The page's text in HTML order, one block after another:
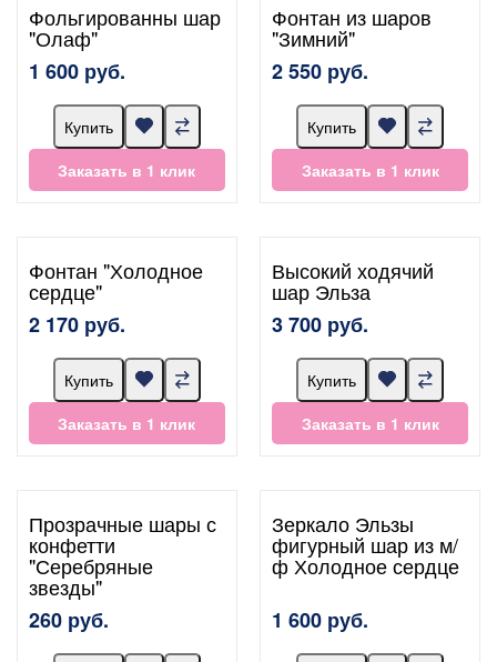
Фольгированны шар
"Олаф"
1 600 руб.
Купить
Заказать в 1 клик
Фонтан из шаров
"Зимний"
2 550 руб.
Купить
Заказать в 1 клик
Фонтан "Холодное
сердце"
2 170 руб.
Купить
Заказать в 1 клик
Высокий ходячий
шар Эльза
3 700 руб.
Купить
Заказать в 1 клик
Прозрачные шары с
конфетти
"Серебряные
звезды"
260 руб.
Зеркало Эльзы
фигурный шар из м/
ф Холодное сердце
1 600 руб.